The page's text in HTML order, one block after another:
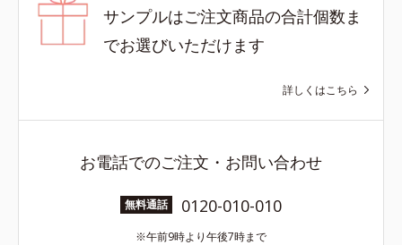
サンプルはご注文商品の合計個数ま
でお選びいただけます
詳しくはこちら
お電話でのご注文・お問い合わせ
無料通話 0120-010-010
午前9時より午後7時まで